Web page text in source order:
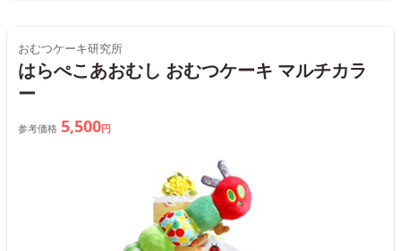
おむつケーキ研究所
はらぺこあおむし おむつケーキ マルチカラ
ー
参考価格 5,500円